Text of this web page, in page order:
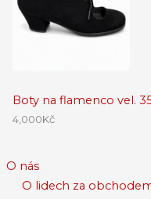
Boty na flamenco vel.
4,000Kč
O nás
O lidech za